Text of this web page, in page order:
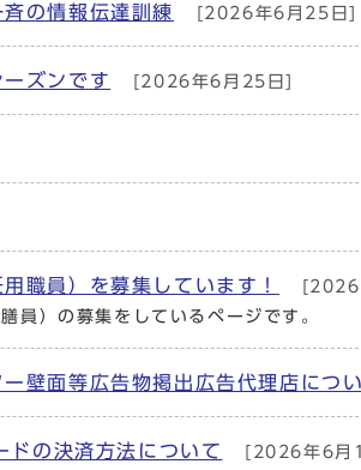
の情報伝達訓練 [2026年6月25日]
ズンです [2026年6月25日]
職員）を募集しています！
[2026
員）の募集をしているページです。
壁面等広告物掲出広告代理店につ
ドの決済方法について [2026年6月